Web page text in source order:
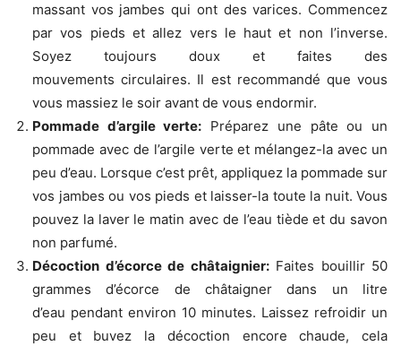
massant vos jambes qui ont des varices. Commencez
par vos pieds et allez vers le haut et non l’inverse.
Soyez toujours doux et faites des
mouvements circulaires. Il est recommandé que vous
vous massiez le soir avant de vous endormir.
Pommade d’argile verte: Préparez une pâte ou un
pommade avec de l’argile verte et mélangez-la avec un
peu d’eau. Lorsque c’est prêt, appliquez la pommade sur
vos jambes ou vos pieds et laisser-la toute la nuit. Vous
pouvez la laver le matin avec de l’eau tiède et du savon
non parfumé.
Décoction d’écorce de châtaignier:Faites bouillir 50
grammes d’écorce de châtaigner dans un litre
d’eau pendant environ 10 minutes. Laissez refroidir un
peu et buvez la décoction encore chaude, cela